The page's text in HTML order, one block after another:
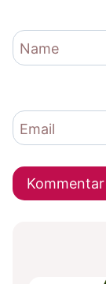
Name
Email